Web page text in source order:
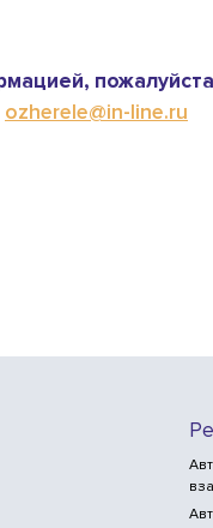
ozherele@in-line.ru